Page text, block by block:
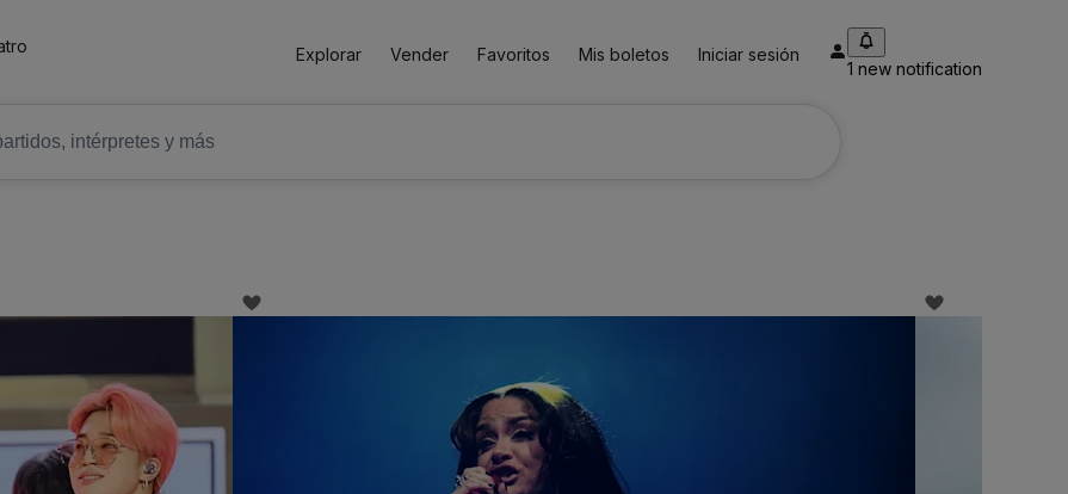
Explorar Vender Favoritos Mis boletos Iniciar sesión
1 new notification